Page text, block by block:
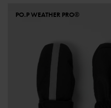
PO.P WEATHER PRO®